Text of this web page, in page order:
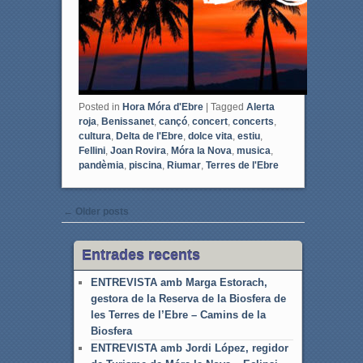
Posted in Hora Móra d'Ebre | Tagged Alerta
roja Benissanet, cançó, concert, concerts
cultura Delta de l'Ebre, dolce vita estiu,
Fellini, Joan Rovira Móra la Nova musica
pandèmia piscina Riumar, Terres de l'Ebre
Post navigation
← Older posts
Entrades recents
ENTREVISTA amb Marga Estorach,
gestora de la Reserva de la Biosfera de
les Terres de l’Ebre – Camins de la
Biosfera
ENTREVISTA amb Jordi López, regidor